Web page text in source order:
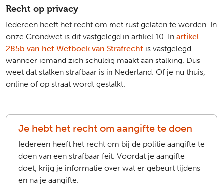
Recht op privacy
Iedereen heeft het recht om met rust gelaten te worden. In
onze Grondwet is dit vastgelegd in artikel 10. In artikel
285b van het Wetboek van Strafrecht is vastgelegd
wanneer iemand zich schuldig maakt aan stalking. Dus
weet dat stalken strafbaar is in Nederland. Of je nu thuis,
online of op straat wordt gestalkt.
Je hebt het recht om aangifte te doen
Iedereen heeft het recht om bij de politie aangifte te
doen van een strafbaar feit. Voordat je aangifte
doet, krijg je informatie over wat er gebeurt tijdens
en na je aangifte.